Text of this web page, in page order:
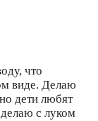
что
виде. Делаю
дети любят
делаю с луком